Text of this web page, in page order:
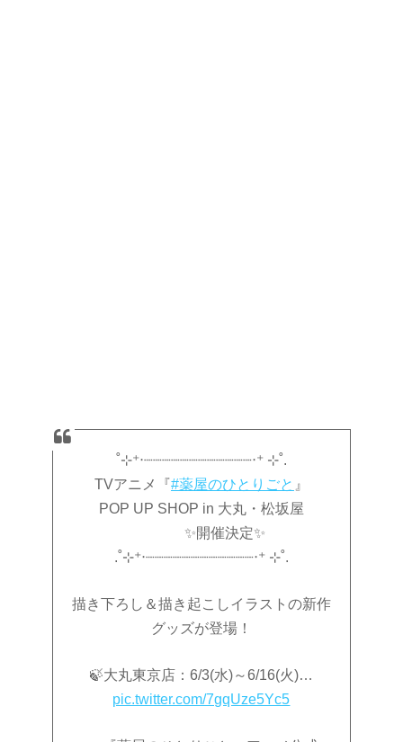
˚⊹⁺‧┈┈┈┈┈┈┈┈┈┈┈┈‧⁺ ⊹˚.
TVアニメ『#薬屋のひとりごと 』
POP UP SHOP in 大丸・松坂屋
✨開催決定✨
.˚⊹⁺‧┈┈┈┈┈┈┈┈┈┈┈┈‧⁺ ⊹˚.
描き下ろし＆描き起こしイラストの新作
グッズが登場！
🍃大丸東京店：6/3(水)～6/16(火)…
pic.twitter.com/7gqUze5Yc5